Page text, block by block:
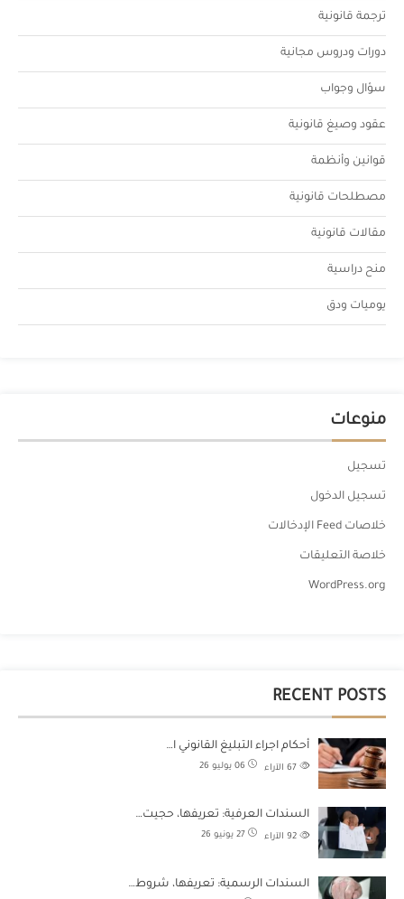
ترجمة قانونية
دورات ودروس مجانية
سؤال وجواب
عقود وصيغ قانونية
قوانين وأنظمة
مصطلحات قانونية
مقالات قانونية
منح دراسية
يوميات ودق
منوعات
تسجيل
تسجيل الدخول
خلاصات Feed الإدخالات
خلاصة التعليقات
WordPress.org
RECENT POSTS
أحكام اجراء التبليغ القانوني ا…
06 يوليو 26 الآراء
السندات العرفية: تعريفها، حجيت…
27 يونيو 26 الآراء
السندات الرسمية: تعريفها، شروط…